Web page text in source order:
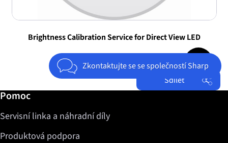
Brightness Calibration Service for Direct View LED
Zkontaktujte se se společností Sharp
Sdílet
Jump to top
Další informace / Pomoc
Pomoc
Servisní linka a náhradní díly
Produktová podpora